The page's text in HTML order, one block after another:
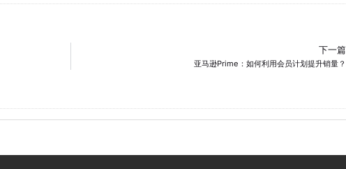
下一篇
亚马逊Prime：如何利用会员计划提升销量？